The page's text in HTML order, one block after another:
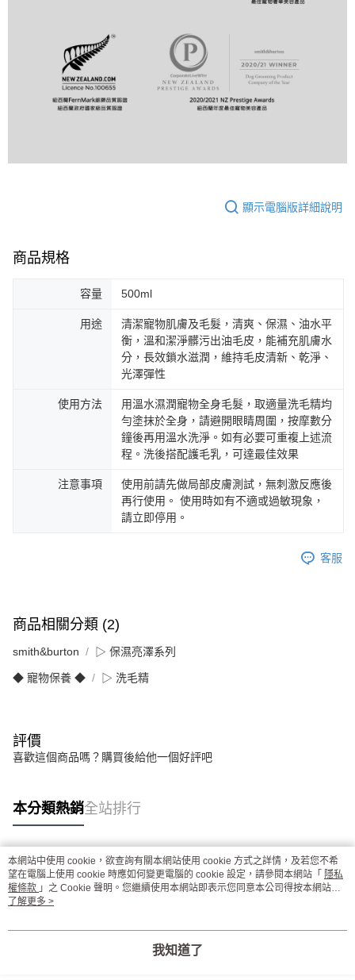
顯示電腦版詳細說明
商品規格
容量 500ml
用途
清潔寵物肌膚及毛髮，清爽、保濕、油水平
衡，溫和潔淨髒污出油毛皮，能補充肌膚水
分，長效鎖水滋潤，維持毛皮清新、乾淨、
光澤彈性
使用方法
用溫水濕潤寵物全身毛髮，取適量洗毛精均
勻塗抹於全身，請避開眼睛周圍，按摩數分
鐘後再用溫水洗淨。如有必要可重複上述流
程。洗後搭配護毛乳，可達最佳效果
注意事項
使用前請先做局部皮膚測試，無刺激反應後
再行使用。 使用時如有不適或過敏現象，
請立即停用。
客服
商品相關分類 (2)
smith&burton ▷ 保濕亮澤系列
◆ 寵物保養 ◆ ▷ 洗毛精
評價
喜歡這個商品嗎？購買後給他一個好評吧
本分類熱銷全站排行
熱門標籤
本網站中使用 cookie，欲查詢有關本網站使用 cookie 方式之詳情，及若您不希
望在電腦上使用 cookie 時應如何變更電腦的 cookie 設定，請參閱本網站「 隱私
權條款 」之 Cookie 聲明。您繼續使用本網站即表示您同意本公司得按本網站使
用條款之 Cookie 聲明使用 cookie。
了解更多 >
我知道了